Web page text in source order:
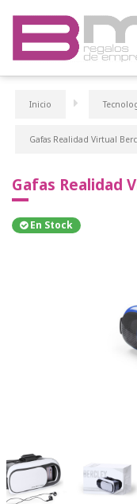
Inicio
Gafas Realidad Virtual
Gafas Realidad
En Stock